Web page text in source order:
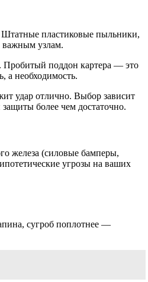
Штатные пластиковые пыльники,
важным узлам.
Пробитый поддон картера — это
а необходимость.
удар отлично. Выбор зависит
более чем достаточно.
железа (силовые бамперы,
угрозы на ваших
сугроб поплотнее —